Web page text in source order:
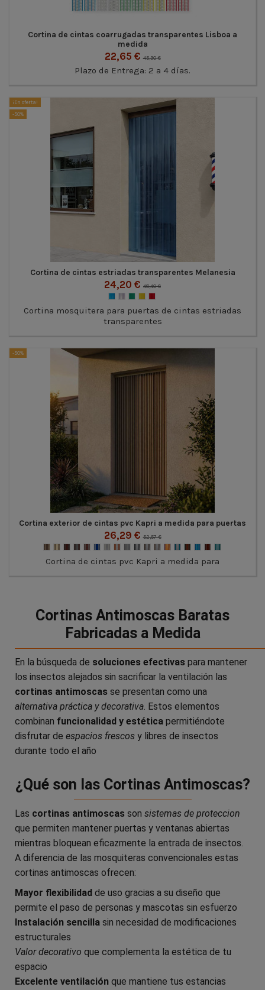
Cortina de cintas coarrugadas transparentes Lisboa a
medida
22,65 €45,30 €
Plazo de Entrega: 2 a 4 días.
¡En oferta!
-50%
Cortina de cintas estriadas transparentes Melanesia
24,20 € 48,40 €
Cortina mosquitera para puertas de cintas estriadas
transparentes
-50%
Cortina exterior de cintas pvc Kapri a medida para puertas
26,29 €52,57 €
Cortina de cintas pvc Kapri a medida para
Cortinas Antimoscas Baratas
Fabricadas a Medida
En la búsqueda de soluciones efectivas para mantener
los insectos alejados sin sacrificar la ventilación las
cortinas antimoscas se presentan como una
alternativa práctica y decorativa . Estos elementos
combinan funcionalidad y estética permitiéndote
disfrutar de espacios frescos y libres de insectos
durante todo el año
¿Qué son las Cortinas Antimoscas?
Las cortinas antimoscas son sistemas de proteccion
que permiten mantener puertas y ventanas abiertas
mientras bloquean eficazmente la entrada de insectos.
A diferencia de las mosquiteras convencionales estas
cortinas antimoscas ofrecen:
Mayor flexibilidad de uso gracias a su diseño que
permite el paso de personas y mascotas sin esfuerzo
Instalación sencilla sin necesidad de modificaciones
estructurales
Valor decorativo que complementa la estética de tu
espacio
Excelente ventilación que mantiene tus estancias